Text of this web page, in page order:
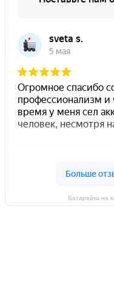
Батарейка на